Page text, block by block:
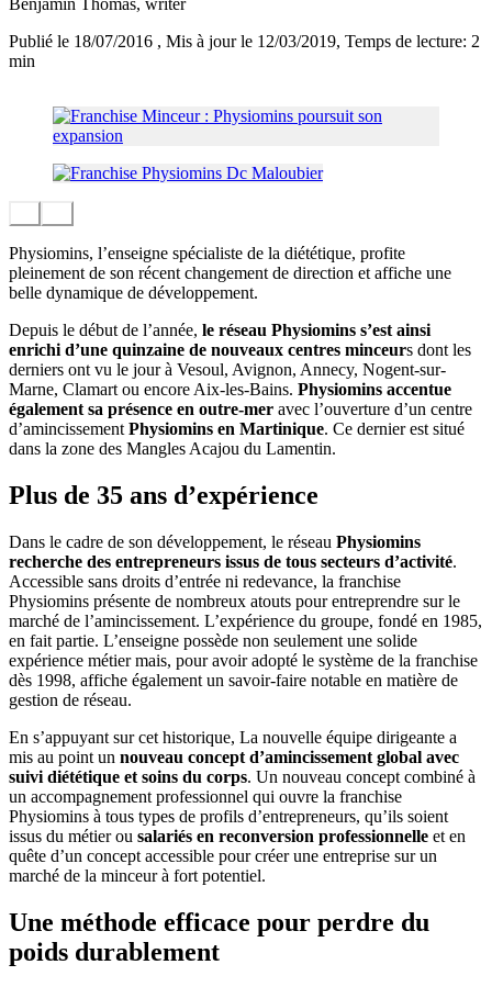
Benjamin Thomas, writer
Publié le 18/07/2016 , Mis à jour le 12/03/2019, Temps de lecture: 2
min
Physiomins, l’enseigne spécialiste de la diététique, profite
pleinement de son récent changement de direction et affiche une
belle dynamique de développement.
Depuis le début de l’année, le réseau Physiomins s’est ainsi
enrichi d’une quinzaine de nouveaux centres minceurs dont les
derniers ont vu le jour à Vesoul, Avignon, Annecy, Nogent-sur-
Marne, Clamart ou encore Aix-les-Bains. Physiomins accentue
également sa présence en outre-mer avec l’ouverture d’un centre
d’amincissement Physiomins en Martinique. Ce dernier est situé
dans la zone des Mangles Acajou du Lamentin.
Plus de 35 ans d’expérience
Dans le cadre de son développement, le réseau Physiomins
recherche des entrepreneurs issus de tous secteurs d’activité.
Accessible sans droits d’entrée ni redevance, la franchise
Physiomins présente de nombreux atouts pour entreprendre sur le
marché de l’amincissement. L’expérience du groupe, fondé en 1985,
en fait partie. L’enseigne possède non seulement une solide
expérience métier mais, pour avoir adopté le système de la franchise
dès 1998, affiche également un savoir-faire notable en matière de
gestion de réseau.
En s’appuyant sur cet historique, La nouvelle équipe dirigeante a
mis au point un nouveau concept d’amincissement global avec
suivi diététique et soins du corps. Un nouveau concept combiné à
un accompagnement professionnel qui ouvre la franchise
Physiomins à tous types de profils d’entrepreneurs, qu’ils soient
issus du métier ou salariés en reconversion professionnelle et en
quête d’un concept accessible pour créer une entreprise sur un
marché de la minceur à fort potentiel.
Une méthode efficace pour perdre du
poids durablement